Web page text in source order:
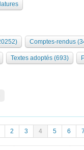
Bureau Collège des
... )
Comptes-rendus
Textes adoptés (693)
2 3 4 5 6